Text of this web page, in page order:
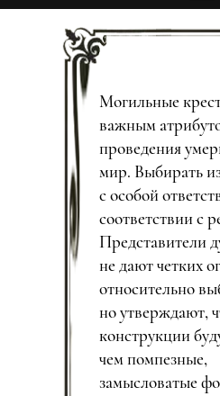
Могильные
важным
проведения
мир. Выбирать
с особой
соответствии с
Представители
не дают четких
относительно
но утверждают,
конструкции
чем помпезные,
замысловатые